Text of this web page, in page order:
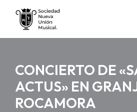
Saltar
al
CONCIERTO DE
ACTUS» EN
ROCAMORA